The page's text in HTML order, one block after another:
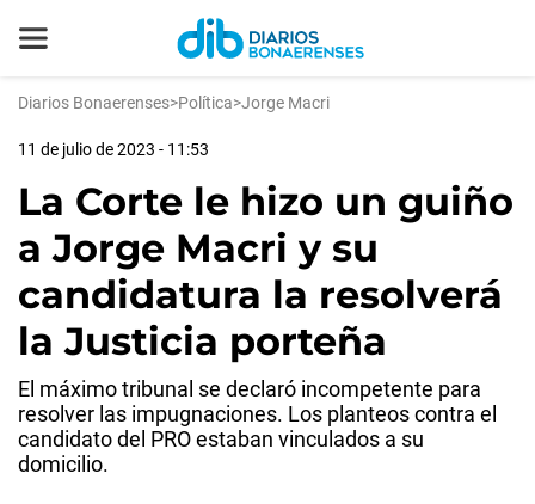
Diarios Bonaerenses>Política>Jorge Macri
11 de julio de 2023 - 11:53
La Corte le hizo un guiño
a Jorge Macri y su
candidatura la resolverá
la Justicia porteña
El máximo tribunal se declaró incompetente para
resolver las impugnaciones. Los planteos contra el
candidato del PRO estaban vinculados a su
domicilio.